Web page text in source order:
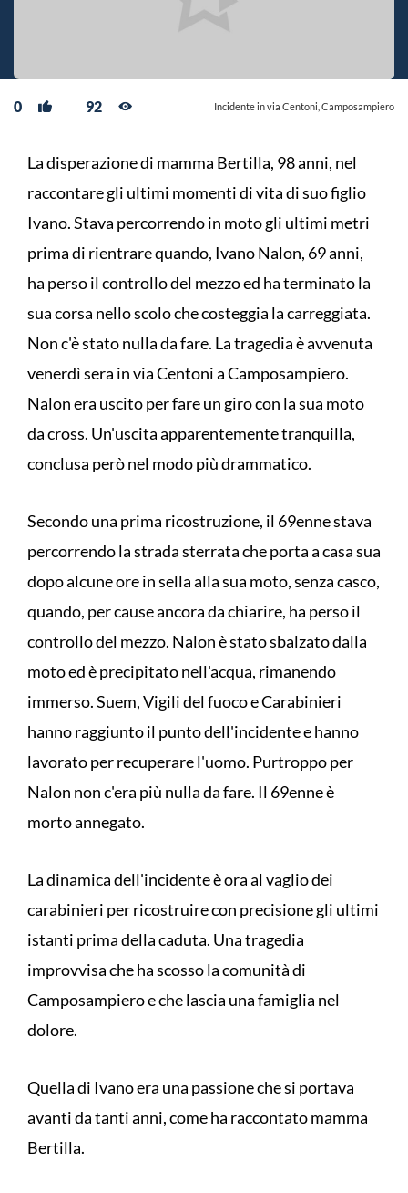
0 92 Incidente in via Centoni, Camposampiero
La disperazione di mamma Bertilla, 98 anni, nel
raccontare gli ultimi momenti di vita di suo figlio
Ivano. Stava percorrendo in moto gli ultimi metri
prima di rientrare quando, Ivano Nalon, 69 anni,
ha perso il controllo del mezzo ed ha terminato la
sua corsa nello scolo che costeggia la carreggiata.
Non c'è stato nulla da fare. La tragedia è avvenuta
venerdì sera in via Centoni a Camposampiero.
Nalon era uscito per fare un giro con la sua moto
da cross. Un'uscita apparentemente tranquilla,
conclusa però nel modo più drammatico.
Secondo una prima ricostruzione, il 69enne stava
percorrendo la strada sterrata che porta a casa sua
dopo alcune ore in sella alla sua moto, senza casco,
quando, per cause ancora da chiarire, ha perso il
controllo del mezzo. Nalon è stato sbalzato dalla
moto ed è precipitato nell'acqua, rimanendo
immerso. Suem, Vigili del fuoco e Carabinieri
hanno raggiunto il punto dell'incidente e hanno
lavorato per recuperare l'uomo. Purtroppo per
Nalon non c'era più nulla da fare. Il 69enne è
morto annegato.
La dinamica dell'incidente è ora al vaglio dei
carabinieri per ricostruire con precisione gli ultimi
istanti prima della caduta. Una tragedia
improvvisa che ha scosso la comunità di
Camposampiero e che lascia una famiglia nel
dolore.
Quella di Ivano era una passione che si portava
avanti da tanti anni, come ha raccontato mamma
Bertilla.